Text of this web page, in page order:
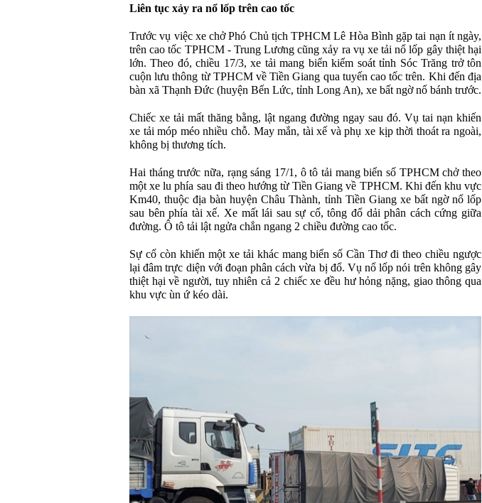
Liên tục xảy ra nổ lốp trên cao tốc
Trước vụ việc xe chở Phó Chủ tịch TPHCM Lê Hòa Bình gặp tai nạn ít ngày,
trên cao tốc TPHCM - Trung Lương cũng xảy ra vụ xe tải nổ lốp gây thiệt hại
lớn. Theo đó, chiều 17/3, xe tải mang biển kiểm soát tỉnh Sóc Trăng trở tôn
cuộn lưu thông từ TPHCM về Tiền Giang qua tuyến cao tốc trên. Khi đến địa
bàn xã Thạnh Đức (huyện Bến Lức, tỉnh Long An), xe bất ngờ nổ bánh trước.
Chiếc xe tải mất thăng bằng, lật ngang đường ngay sau đó. Vụ tai nạn khiến
xe tải móp méo nhiều chỗ. May mắn, tài xế và phụ xe kịp thời thoát ra ngoài,
không bị thương tích.
Hai tháng trước nữa, rạng sáng 17/1, ô tô tải mang biển số TPHCM chở theo
một xe lu phía sau đi theo hướng từ Tiền Giang về TPHCM. Khi đến khu vực
Km40, thuộc địa bàn huyện Châu Thành, tỉnh Tiền Giang xe bất ngờ nổ lốp
sau bên phía tài xế. Xe mất lái sau sự cố, tông đổ dải phân cách cứng giữa
đường. Ô tô tải lật ngửa chắn ngang 2 chiều đường cao tốc.
Sự cố còn khiến một xe tải khác mang biển số Cần Thơ đi theo chiều ngược
lại đâm trực diện với đoạn phân cách vừa bị đổ. Vụ nổ lốp nói trên không gây
thiệt hại về người, tuy nhiên cả 2 chiếc xe đều hư hỏng nặng, giao thông qua
khu vực ùn ứ kéo dài.